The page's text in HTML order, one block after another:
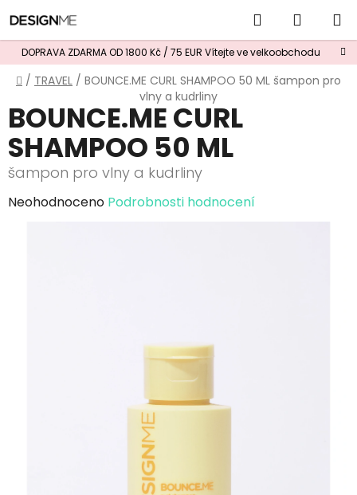
na
obsah
DOPRAVA ZDARMA OD 1800 Kč / 75 EUR Vítejte ve velkoobchodu
Hledat
KOŠÍK
Domů
/ TRAVEL / BOUNCE.ME CURL SHAMPOO 50 ML šampon pro
vlny a kudrliny
BOUNCE.ME CURL
SHAMPOO 50 ML
šampon pro vlny a kudrliny
Průměrné
Neohodnoceno Podrobnosti hodnocení